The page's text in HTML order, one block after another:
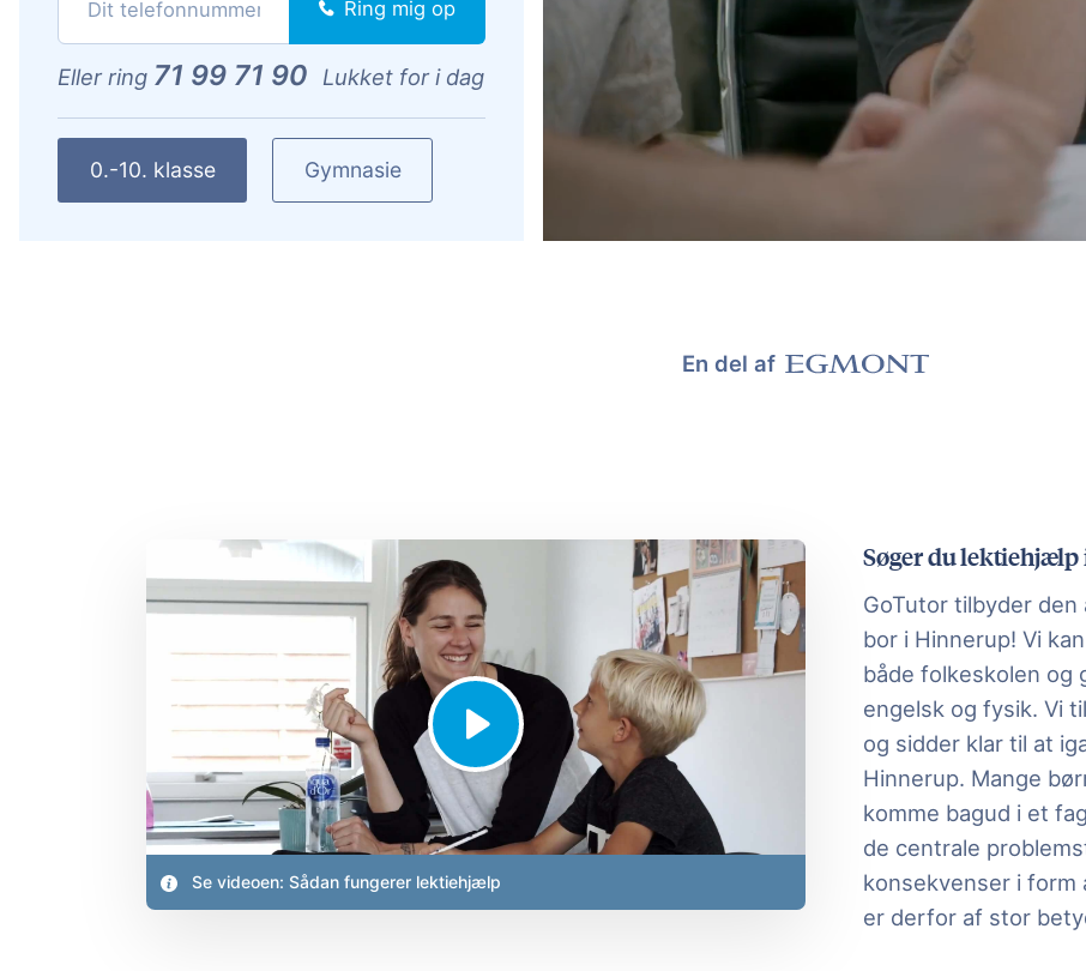
Ring mig op
Eller ring 71 99 71 90 Lukket for i dag
0.-10. klasse Gymnasie
En del af
Se videoen: Sådan fungerer lektiehjælp
Søger du
GoTutor tilbyder
bor i Hinnerup! Vi
både folkeskolen og
engelsk og fysik. Vi
og sidder klar til at
Hinnerup. Mange
komme bagud i et
de centrale
konsekvenser i
er derfor af stor